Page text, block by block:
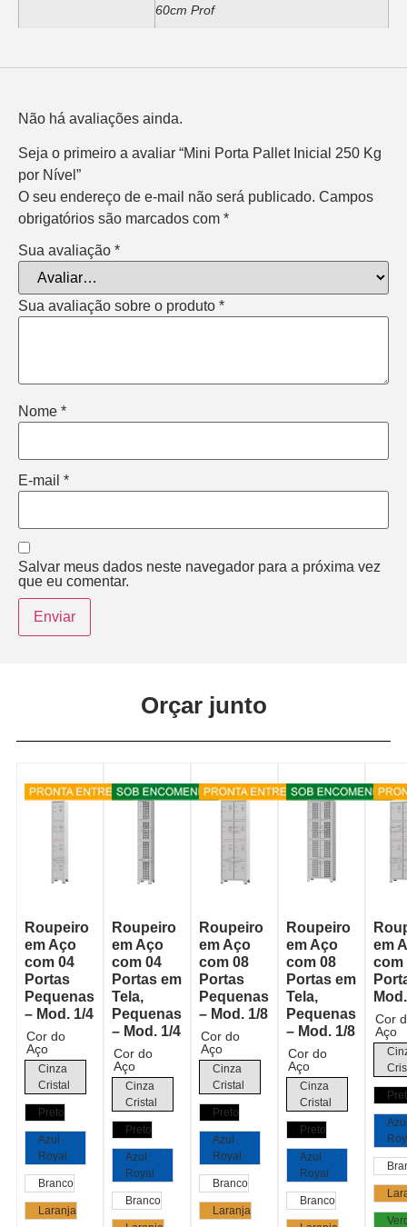
60cm Prof
Não há avaliações ainda.
Seja o primeiro a avaliar “Mini Porta Pallet Inicial 250 Kg
por Nível”
O seu endereço de e-mail não será publicado. Campos
obrigatórios são marcados com *
Sua avaliação *
Sua avaliação sobre o produto *
Nome *
E-mail *
Salvar meus dados neste navegador para a próxima vez
que eu comentar.
Orçar junto
Roupeiro
em Aço
com 04
Portas
Pequenas
– Mod. 1/4
Cor do
Aço
Cinza
Cristal
Preto
Azul
Royal
Branco
Laranja
Roupeiro
em Aço
com 04
Portas em
Tela,
Pequenas
– Mod. 1/4
Cor do
Aço
Cinza
Cristal
Preto
Azul
Royal
Branco
Roupeiro
em Aço
com 08
Portas
Pequenas
– Mod. 1/8
Cor do
Aço
Cinza
Cristal
Preto
Azul
Royal
Branco
Laranja
Roupeiro
em Aço
com 08
Portas em
Tela,
Pequenas
– Mod. 1/8
Cor do
Aço
Cinza
Cristal
Preto
Azul
Royal
Branco
em
com
Cor
Aço